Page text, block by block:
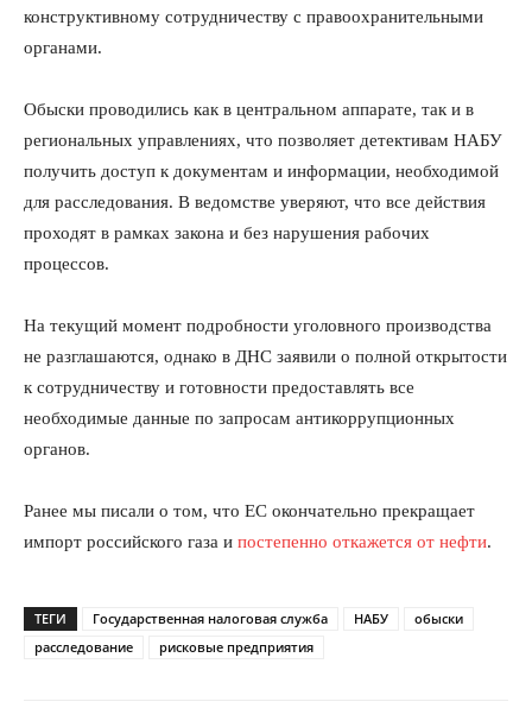
конструктивному сотрудничеству с правоохранительными
органами.
Обыски проводились как в центральном аппарате, так и в
региональных управлениях, что позволяет детективам НАБУ
получить доступ к документам и информации, необходимой
для расследования. В ведомстве уверяют, что все действия
проходят в рамках закона и без нарушения рабочих
процессов.
На текущий момент подробности уголовного производства
не разглашаются, однако в ДНС заявили о полной открытости
к сотрудничеству и готовности предоставлять все
необходимые данные по запросам антикоррупционных
органов.
Ранее мы писали о том, что ЕС окончательно прекращает
импорт российского газа и постепенно откажется от нефти.
ТЕГИ Государственная налоговая служба НАБУ
обыски
расследование
рисковые предприятия